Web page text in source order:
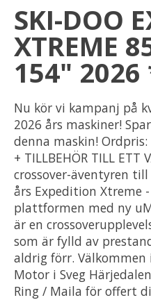
SKI-DOO
XTREME
154" 2026
Nu kör vi kampanj på
2026 års maskiner!
denna maskin! Ordpris:
+ TILLBEHÖR TILL ETT
crossover-äventyren
års Expedition Xtreme -
plattformen med ny
är en
som är fylld av
aldrig förr.
Motor i Sveg
Ring / Maila för offert